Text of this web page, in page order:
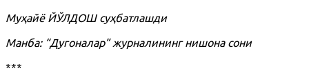
Муҳайё ЙЎЛДОШ суҳбатлашди
Манба: “Дугоналар” журналининг нишона сони
***